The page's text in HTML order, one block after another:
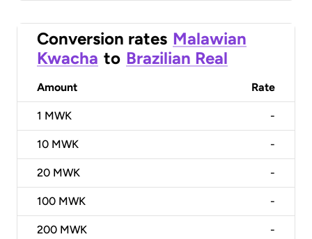
Conversion rates Malawian
Kwacha to Brazilian Real
Amount Rate
1 MWK -
10 MWK -
20 MWK -
100 MWK -
200 MWK -